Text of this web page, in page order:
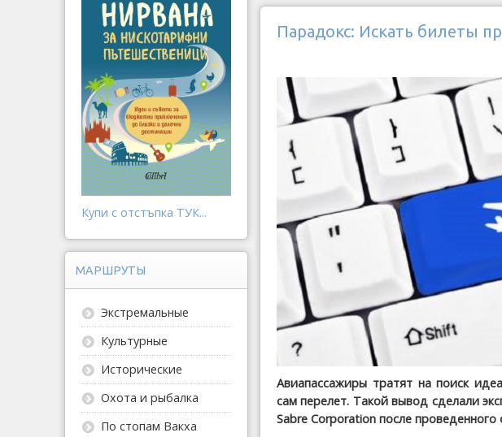
Парадокс: Искать билеты
Авиапассажиры тратят на поиск
сам перелет. Такой вывод сделали
Sabre Corporation после
Купи с отстъпка ТУК...
МАРШРУТЫ
Экстремальные
Культурные
Исторические
Охота и рыбалка
По стопам Вакха